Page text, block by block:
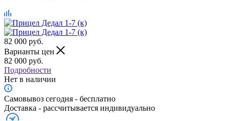
82 000 руб.
Варианты цен
82 000 руб.
Подробности
Нет в наличии
Самовывоз сегодня - бесплатно
Доставка - рассчитывается индивидуально